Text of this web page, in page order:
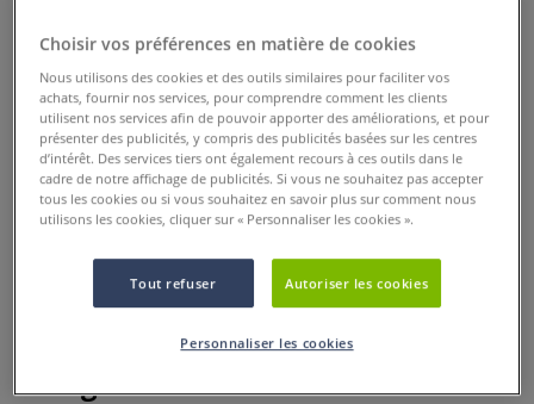
Buses de rechange Molotow
Rouge/Noir
Choisir vos préférences en matière de cookies
Nous utilisons des cookies et des outils similaires pour faciliter vos
achats, fournir nos services, pour comprendre comment les clients
utilisent nos services afin de pouvoir apporter des améliorations, et pour
présenter des publicités, y compris des publicités basées sur les centres
d’intérêt. Des services tiers ont également recours à ces outils dans le
cadre de notre affichage de publicités. Si vous ne souhaitez pas accepter
tous les cookies ou si vous souhaitez en savoir plus sur comment nous
utilisons les cookies, cliquer sur « Personnaliser les cookies ».
Tout refuser Autoriser les cookies
Personnaliser les cookies